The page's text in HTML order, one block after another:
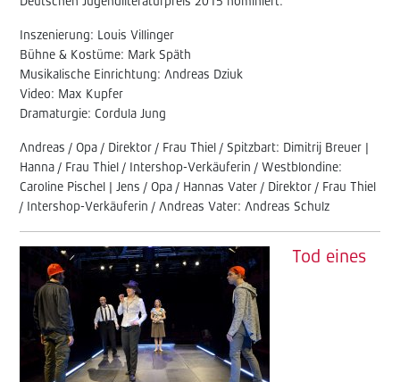
Inszenierung: Louis Villinger
Bühne & Kostüme: Mark Späth
Musikalische Einrichtung: Andreas Dziuk
Video: Max Kupfer
Dramaturgie: Cordula Jung
Andreas / Opa / Direktor / Frau Thiel / Spitzbart: Dimitrij Breuer |
Hanna / Frau Thiel / Intershop-Verkäuferin / Westblondine:
Caroline Pischel | Jens / Opa / Hannas Vater / Direktor / Frau Thiel
/ Intershop-Verkäuferin / Andreas Vater: Andreas Schulz
Tod eines